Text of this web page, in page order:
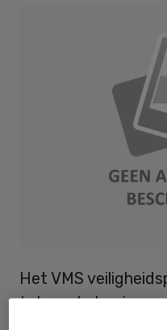
Het VMS
tot een halvering